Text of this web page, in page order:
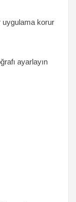
uygulama korur
ayarlayın